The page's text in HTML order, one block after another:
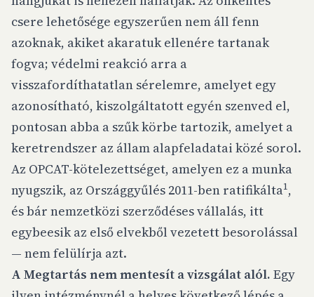
csere lehetősége egyszerűen nem áll fenn
azoknak, akiket akaratuk ellenére tartanak
fogva; védelmi reakció arra a
visszafordíthatatlan sérelemre, amelyet egy
azonosítható, kiszolgáltatott egyén szenved el,
pontosan abba a szűk körbe tartozik, amelyet a
keretrendszer az állam alapfeladatai közé sorol.
Az OPCAT-kötelezettséget, amelyen ez a munka
nyugszik, az Országgyűlés 2011-ben ratifikálta1,
és bár nemzetközi szerződéses vállalás, itt
egybeesik az első elvekből vezetett besorolással
— nem felülírja azt.
A Megtartás nem mentesít a vizsgálat alól. Egy